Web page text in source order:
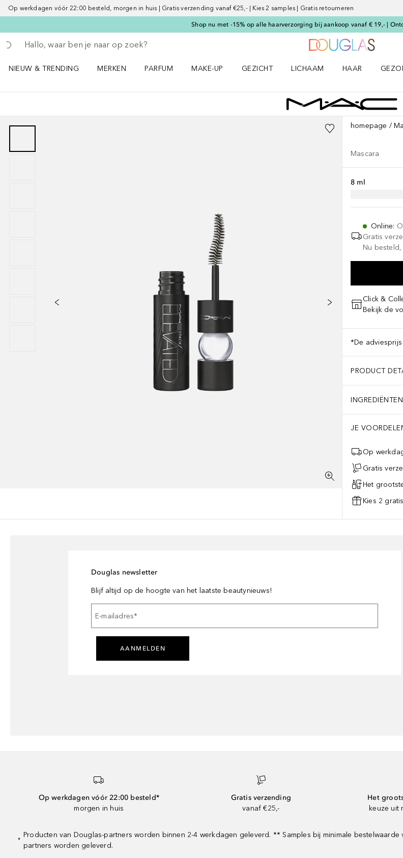
Op werkdagen vóór 22:00 besteld, morgen in huis | Gratis verzending vanaf €25,- | Kies 2 samples | Gratis retourneren
Shop nu met -15% op alle haarverzorging bij aankoop vanaf € 19,- |
Ga terug
Zoekopdracht uitvoeren
NIEUW & TRENDING
MERKEN
PARFUM
MAKE-UP
GEZICHT
LICHAAM
HAAR
homepage
Mascara
8 ml
Online:
Gratis
Nu besteld,
Click &
Bekijk de
*De
PRODUCT
INGREDIËNTEN
JE
Op
Gratis
Het
Kies 2
Douglas newsletter
Blijf altijd op de hoogte van het laatste beautynieuws!
E-mailadres*
AANMELDEN
Op werkdagen vóór 22:00 besteld*
morgen in huis
Gratis verzending
vanaf €25,-
Het
keuze uit
*
Producten van Douglas-partners worden binnen 2-4 werkdagen geleverd. ** Samples bij minimale
partners worden geleverd.